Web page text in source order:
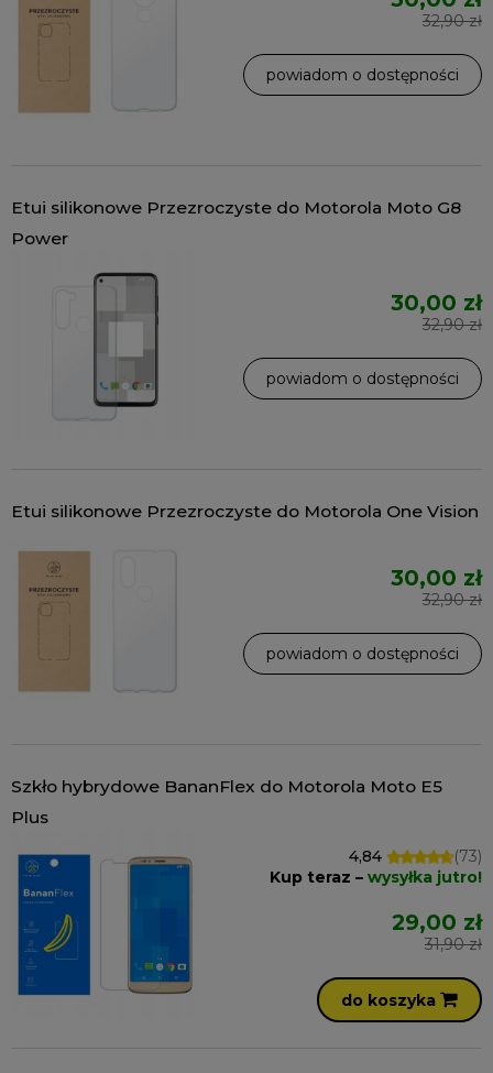
32,90 zł
powiadom o dostępności
Etui silikonowe Przezroczyste do Motorola Moto G8
Power
30,00 zł
32,90 zł
powiadom o dostępności
Etui silikonowe Przezroczyste do Motorola One Vision
30,00 zł
32,90 zł
powiadom o dostępności
Szkło hybrydowe BananFlex do Motorola Moto E5
Plus
4,84
(73)
Kup teraz – wysyłka jutro!
29,00 zł
31,90 zł
do koszyka